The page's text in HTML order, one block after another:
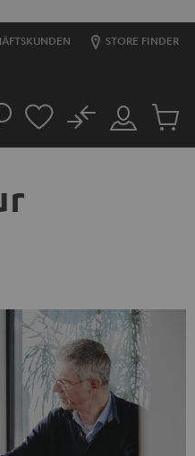
STORE FINDER
Mein
Konto
No
Artikel